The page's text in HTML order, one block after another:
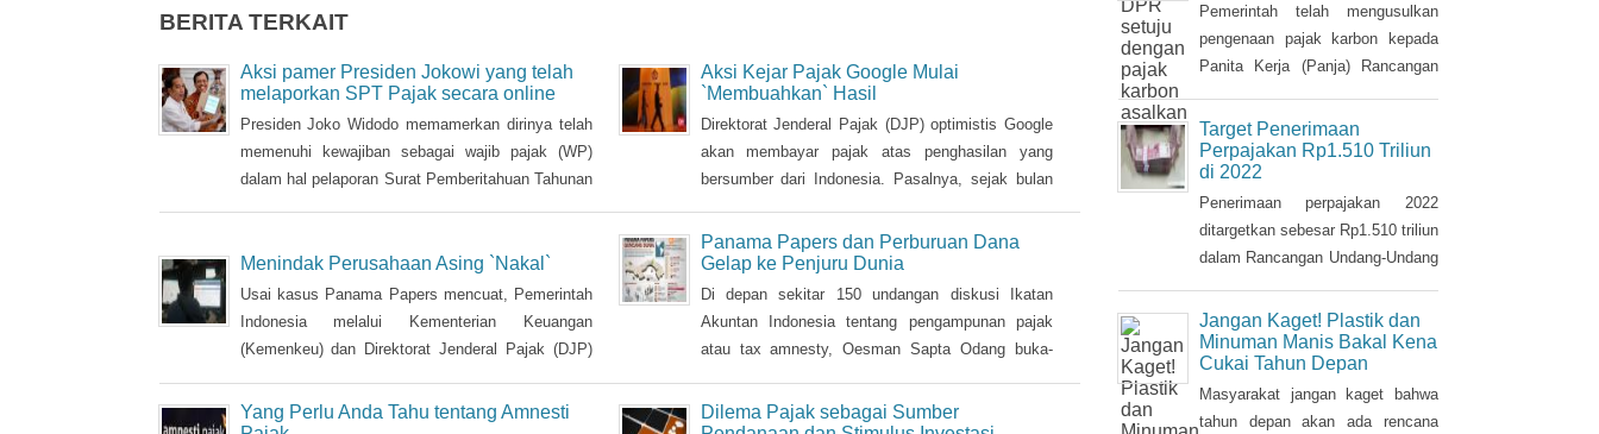
BERITA TERKAIT
Aksi pamer Presiden Jokowi yang telah
melaporkan SPT Pajak secara online
Presiden Joko Widodo memamerkan dirinya telah
memenuhi kewajiban sebagai wajib pajak (WP)
dalam hal pelaporan Surat Pemberitahuan Tahunan
Aksi Kejar Pajak Google Mulai
`Membuahkan` Hasil
Direktorat Jenderal Pajak (DJP) optimistis Google
akan membayar pajak atas penghasilan yang
bersumber dari Indonesia. Pasalnya, sejak bulan
Menindak Perusahaan Asing `Nakal`
Usai kasus Panama Papers mencuat, Pemerintah
Indonesia melalui Kementerian Keuangan
(Kemenkeu) dan Direktorat Jenderal Pajak (DJP)
pajak. Kendati sebelumnya, DJP sudah bertindak
cukup keras terhadap para wajib pajak yang
Panama Papers dan Perburuan Dana
Gelap ke Penjuru Dunia
Di depan sekitar 150 undangan diskusi Ikatan
Akuntan Indonesia tentang pengampunan pajak
atau tax amnesty, Oesman Sapta Odang buka-
Rakyat itu prihatin dengan kondisi saat ini terkait
beratnya upaya mendongkrak pendapatan negara.
Yang Perlu Anda Tahu tentang Amnesti
Dilema Pajak sebagai Sumber
Pemerintah telah mengusulkan
pengenaan pajak karbon kepada
Panita Kerja (Panja) Rancangan
Undang Nomor 6/1983 tentang
Ketentuan Umum dan Tata Cara
Perpajakan (RUU KUP) Komisi XI
DPR.
Target Penerimaan
Perpajakan Rp1.510 Triliun
di 2022
Penerimaan perpajakan 2022
ditargetkan sebesar Rp1.510 triliun
dalam Rancangan Undang-Undang
2022. Nilai ini naik Rp3,1 triliun
dari penerimaan perpajakan dalam
RAPBN 2022 yang sebelumnya
dibacakan Presiden Jokowi
Jangan Kaget! Plastik dan
Minuman Manis Bakal Kena
Cukai Tahun Depan
Masyarakat jangan kaget bahwa
tahun depan akan ada rencana